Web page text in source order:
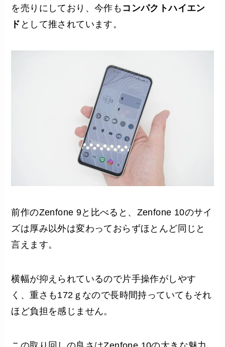
を売りにしており、今作も コンパクトハイエン
ド として推されています。
前作のZenfone 9と比べると、Zenfone 10のサイ
ズは厚み以外は変わっておらずほとんど同じと
言えます。
横幅が抑えられているので片手操作がしやす
く、重さも172ｇなので長時間持っていてもそれ
ほど負担を感じません。